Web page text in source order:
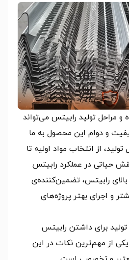
و مراحل تولید رابیتس می‌تواند
و دوام این محصول به ما
از انتخاب مواد اولیه تا
حیاتی در عملکرد رابیتس
رابیتس، تضمین‌کننده‌ی
و اجرای بهتر پروژه‌های
تولید برای داشتن رابیتس
از مهم‌ترین نکات در این